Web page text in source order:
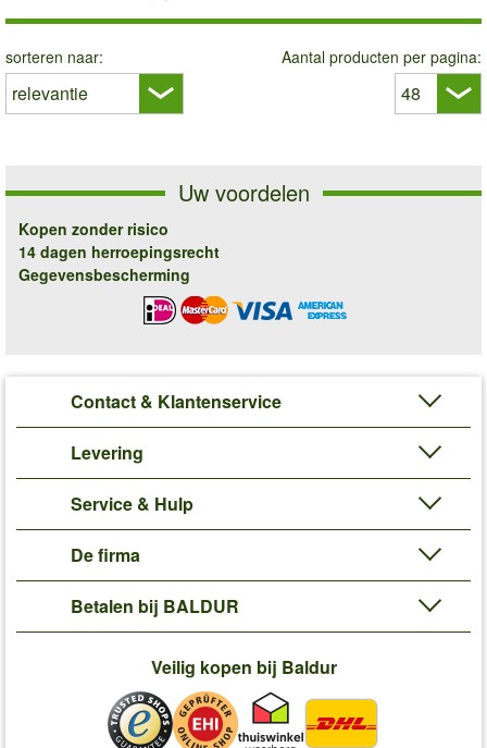
sorteren naar: Aantal producten per pagina:
Uw voordelen
Kopen zonder risico
14 dagen herroepingsrecht
Gegevensbescherming
Contact & Klantenservice
Levering
Service & Hulp
De firma
Betalen bij BALDUR
Veilig kopen bij Baldur